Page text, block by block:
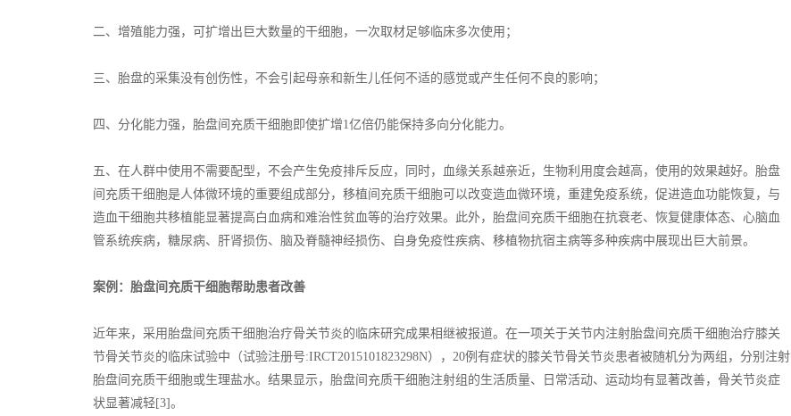
二、增殖能力强，可扩增出巨大数量的干细胞，一次取材足够临床多次使用；
三、胎盘的采集没有创伤性，不会引起母亲和新生儿任何不适的感觉或产生任何不良的影响；
四、分化能力强，胎盘间充质干细胞即使扩增1亿倍仍能保持多向分化能力。
五、在人群中使用不需要配型，不会产生免疫排斥反应，同时，血缘关系越亲近，生物利用度会越高，使用的效果越好。胎盘
间充质干细胞是人体微环境的重要组成部分，移植间充质干细胞可以改变造血微环境，重建免疫系统，促进造血功能恢复，与
造血干细胞共移植能显著提高白血病和难治性贫血等的治疗效果。此外，胎盘间充质干细胞在抗衰老、恢复健康体态、心脑血
管系统疾病，糖尿病、肝肾损伤、脑及脊髓神经损伤、自身免疫性疾病、移植物抗宿主病等多种疾病中展现出巨大前景。
案例：胎盘间充质干细胞帮助患者改善
近年来，采用胎盘间充质干细胞治疗骨关节炎的临床研究成果相继被报道。在一项关于关节内注射胎盘间充质干细胞治疗膝关
节骨关节炎的临床试验中（试验注册号:IRCT2015101823298N），20例有症状的膝关节骨关节炎患者被随机分为两组，分别注射
胎盘间充质干细胞或生理盐水。结果显示，胎盘间充质干细胞注射组的生活质量、日常活动、运动均有显著改善，骨关节炎症
状显著减轻[3]。